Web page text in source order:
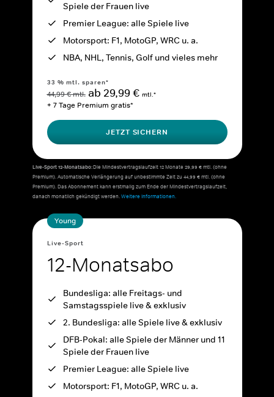
Spiele der Frauen live
Premier League: alle Spiele live
Motorsport: F1, MotoGP, WRC u. a.
NBA, NHL, Tennis, Golf und vieles mehr
33 % mtl. sparen*
44,99 € mtl. ab 29,99 € mtl.*
+ 7 Tage Premium gratis*
JETZT SICHERN
Live-Sport 12-Monatsabo:Die Mindestvertragslaufzeit 12 Monate 29,99 € mtl. (ohne
Premium). Automatische Verlängerung auf unbestimmte Zeit zu 44,99 € mtl. (ohne
Premium). Das Abonnement kann erstmalig zum Ende der Mindestvertragslaufzeit,
danach monatlich gekündigt werden.Weitere Informationen.
Young
Live-Sport
12-Monatsabo
Bundesliga: alle Freitags- und
Samstagsspiele live & exklusiv
2. Bundesliga: alle Spiele live & exklusiv
DFB-Pokal: alle Spiele der Männer und 11
Spiele der Frauen live
Premier League: alle Spiele live
Motorsport: F1, MotoGP, WRC u. a.